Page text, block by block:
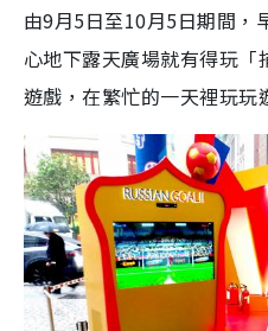
由9月5日至10月5日期間，
心地下露天廣場就有得玩
遊戲，在繁忙的一天裡玩玩